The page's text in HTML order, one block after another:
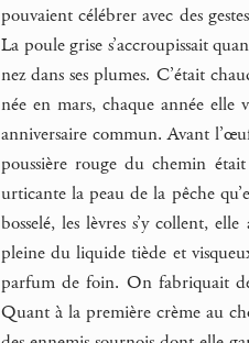
pouvaient célébrer avec des
La poule grise s’accroupissait
nez dans ses plumes. C’était
née en mars, chaque année
anniversaire commun. Avant
poussière rouge du chemin
urticante la peau de la pêche
bosselé, les lèvres s’y collent,
pleine du liquide tiède et
parfum de foin. On fabriquait
Quant à la première crème au